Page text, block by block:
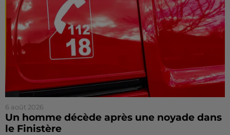
6 août 2026
Un homme décède après une noyade dans
le Finistère